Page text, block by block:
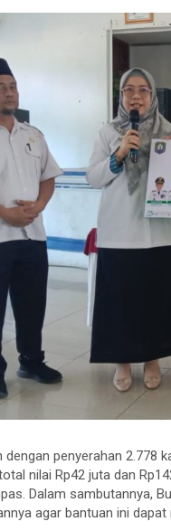
dengan penyerahan 2.778
nilai Rp42 juta dan
Dalam sambutannya,
agar bantuan ini